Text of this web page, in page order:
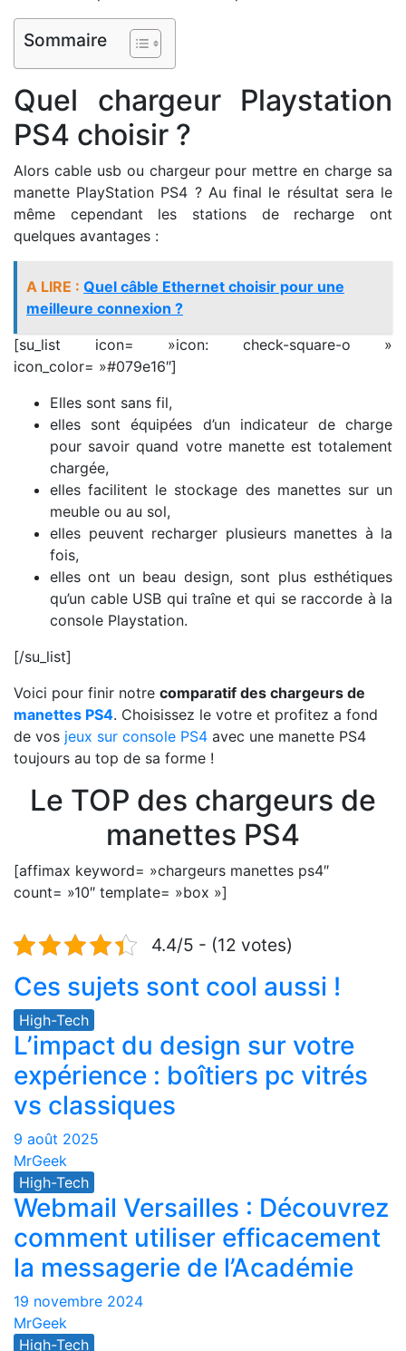
Sommaire
Quel chargeur Playstation
PS4 choisir ?
Alors cable usb ou chargeur pour mettre en charge sa
manette PlayStation PS4 ? Au final le résultat sera le
même cependant les stations de recharge ont
quelques avantages :
A LIRE : Quel câble Ethernet choisir pour une
meilleure connexion ?
[su_list icon= »icon: check-square-o »
icon_color= »#079e16″]
Elles sont sans fil,
elles sont équipées d’un indicateur de charge
pour savoir quand votre manette est totalement
chargée,
elles facilitent le stockage des manettes sur un
meuble ou au sol,
elles peuvent recharger plusieurs manettes à la
fois,
elles ont un beau design, sont plus esthétiques
qu’un cable USB qui traîne et qui se raccorde à la
console Playstation.
[/su_list]
Voici pour finir notre comparatif des chargeurs de
manettes PS4. Choisissez le votre et profitez a fond
de vos jeux sur console PS4 avec une manette PS4
toujours au top de sa forme !
Le TOP des chargeurs de
manettes PS4
[affimax keyword= »chargeurs manettes ps4″
count= »10″ template= »box »]
4.4/5 - (12 votes)
Ces sujets sont cool aussi !
High-Tech
L’impact du design sur votre
expérience : boîtiers pc vitrés
vs classiques
9 août 2025
MrGeek
High-Tech
Webmail Versailles : Découvrez
comment utiliser efficacement
la messagerie de l’Académie
19 novembre 2024
MrGeek
High-Tech